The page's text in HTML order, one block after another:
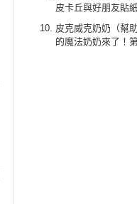
皮卡丘與好朋友貼紙
皮克威克奶奶（幫
的魔法奶奶來了！